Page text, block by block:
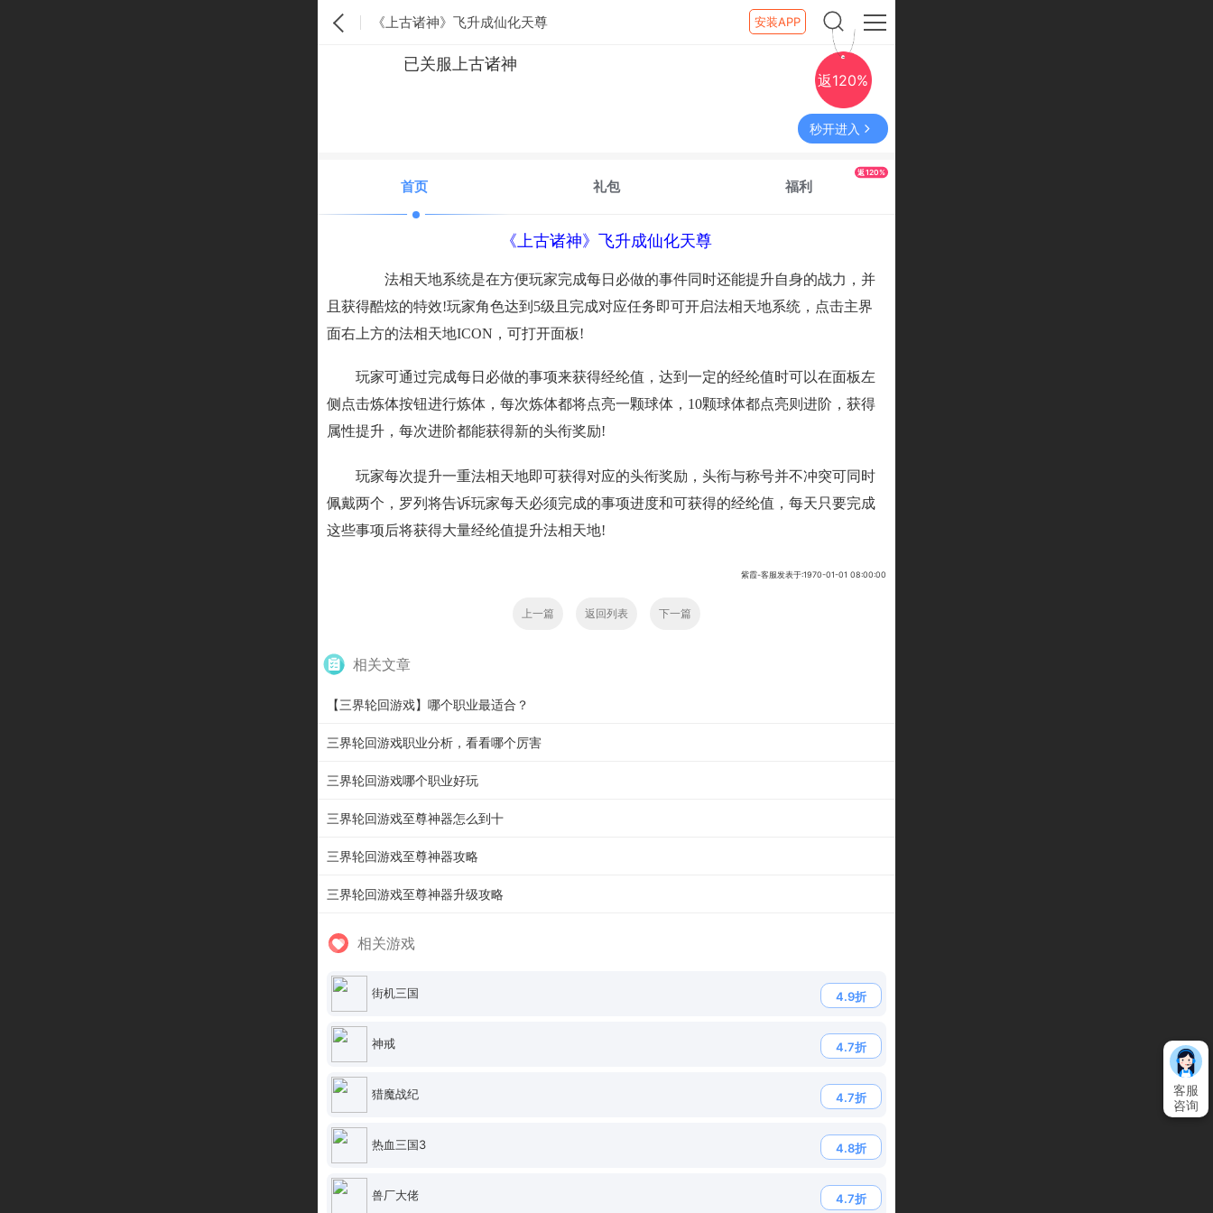
《上古诸神》飞升成仙化天尊 安装APP
已关服上古诸神
返120%
秒开进入
首页 礼包 福利
返120%
《上古诸神》飞升成仙化天尊
法相天地系统是在方便玩家完成每日必做的事件同时还能提升自身的战力，并
且获得酷炫的特效!玩家角色达到5级且完成对应任务即可开启法相天地系统，点击主界
面右上方的法相天地ICON，可打开面板!
玩家可通过完成每日必做的事项来获得经纶值，达到一定的经纶值时可以在面板左
侧点击炼体按钮进行炼体，每次炼体都将点亮一颗球体，10颗球体都点亮则进阶，获得
属性提升，每次进阶都能获得新的头衔奖励!
玩家每次提升一重法相天地即可获得对应的头衔奖励，头衔与称号并不冲突可同时
佩戴两个，罗列将告诉玩家每天必须完成的事项进度和可获得的经纶值，每天只要完成
这些事项后将获得大量经纶值提升法相天地!
紫霞-客服发表于:1970-01-01 08:00:00
上一篇 返回列表 下一篇
相关文章
【三界轮回游戏】哪个职业最适合？
三界轮回游戏职业分析，看看哪个厉害
三界轮回游戏哪个职业好玩
三界轮回游戏至尊神器怎么到十
三界轮回游戏至尊神器攻略
三界轮回游戏至尊神器升级攻略
相关游戏
街机三国 4.9折
神戒 4.7折
猎魔战纪 4.7折
热血三国3 4.8折
兽厂大佬 4.7折
客服
咨询